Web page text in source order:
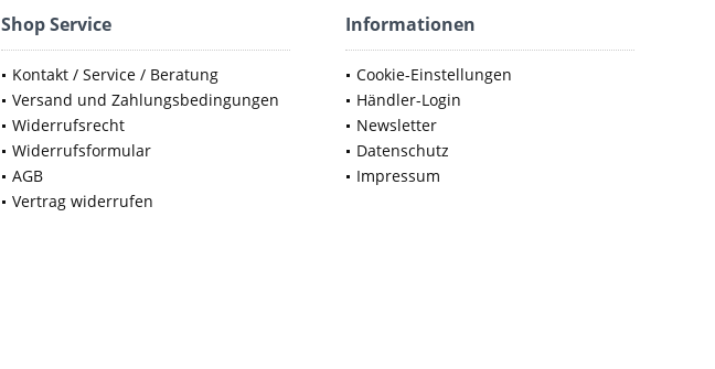
Shop Service
Kontakt / Service / Beratung
Versand und Zahlungsbedingungen
Widerrufsrecht
Widerrufsformular
AGB
Vertrag widerrufen
Informationen
Cookie-Einstellungen
Händler-Login
Newsletter
Datenschutz
Impressum